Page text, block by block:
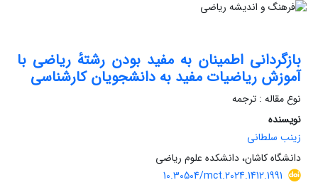
بازگردانی اطمینان به مفید بودن رشتهٔ ریاضی با
آموزش ریاضیات مفید به دانشجویان کارشناسی
نوع مقاله : ترجمه
نویسنده
زینب سلطانی
دانشگاه کاشان، دانشکده علوم ریاضی
10.30504/mct.2024.1412.1991